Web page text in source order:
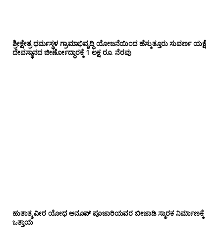
ಶ್ರೀಕ್ಷೇತ್ರ ಧರ್ಮಸ್ಥಳ ಗ್ರಾಮಾಭಿವೃದ್ಧಿ ಯೋಜನೆಯಿಂದ ಹೆಸ್ಕುತ್ತೂರು ಸುವರ್ಣ ಯಕ್ಷೆ
ದೇವಸ್ಥಾನದ ಜೀರ್ಣೋದ್ಧಾರಕ್ಕೆ 1 ಲಕ್ಷ ರೂ. ನೆರವು
ಹುತಾತ್ಮ ವೀರ ಯೋಧ ಅನೂಪ್ ಪೂಜಾರಿಯವರ ಬೀಜಾಡಿ ಸ್ಮಾರಕ ನಿರ್ಮಾಣಕ್ಕೆ
ಒತ್ತಾಯ